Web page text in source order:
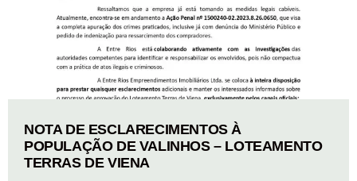
NOTA DE ESCLARECIMENTOS À
POPULAÇÃO DE VALINHOS – LOTEAMENTO
TERRAS DE VIENA